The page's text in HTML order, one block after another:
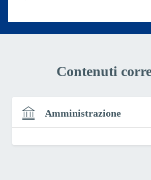
Contenuti
Amministrazione